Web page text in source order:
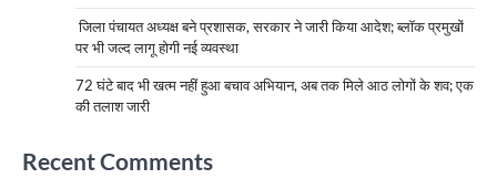
जिला पंचायत अध्यक्ष बने प्रशासक, सरकार ने जारी किया आदेश; ब्लॉक प्रमुखों
पर भी जल्द लागू होगी नई व्यवस्था
72 घंटे बाद भी खत्म नहीं हुआ बचाव अभियान, अब तक मिले आठ लोगों के शव; एक
की तलाश जारी
Recent Comments